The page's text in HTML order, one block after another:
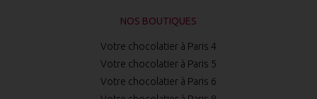
NOS BOUTIQUES
Votre chocolatier à Paris 4
Votre chocolatier à Paris 5
Votre chocolatier à Paris 6